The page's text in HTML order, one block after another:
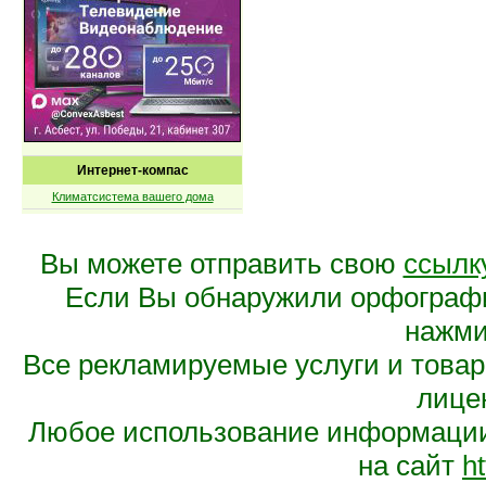
Интернет-компас
Климатсистема вашего дома
Вы можете отправить свою
Если Вы обнаружили
Все рекламируемые услуги и
Любое использование
на сайт